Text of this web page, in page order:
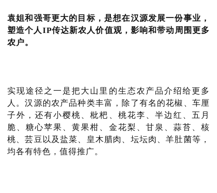
袁姐和强哥更大的目标，是想在汉源发展一份事业，
塑造个人IP传达新农人价值观，影响和带动周围更多
农户。
实现途径之一是把大山里的生态农产品介绍给更多
人。汉源的农产品种类丰富，除了有名的花椒、车厘
子外，还有小樱桃、枇杷、桃花李、半边红、五月
脆、糖心苹果、黄果柑、金花梨、甘泉、蒜苔、核
桃、芸豆以及盐菜、皇木腊肉、坛坛肉、羊肚菌等，
均各有特色，值得推广。